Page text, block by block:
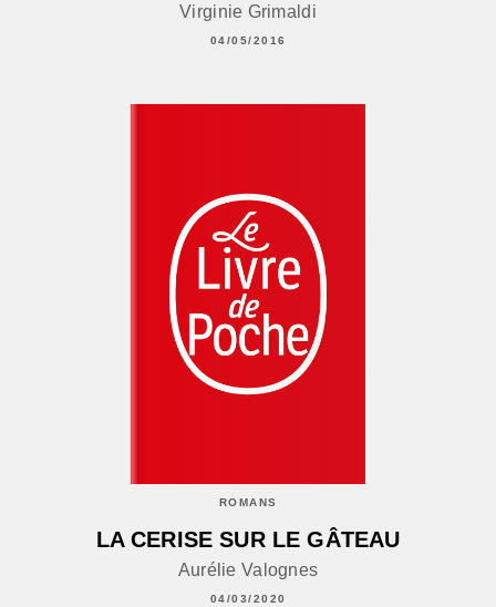
Virginie Grimaldi
04/05/2016
ROMANS
LA CERISE SUR LE GÂTEAU
Aurélie Valognes
04/03/2020